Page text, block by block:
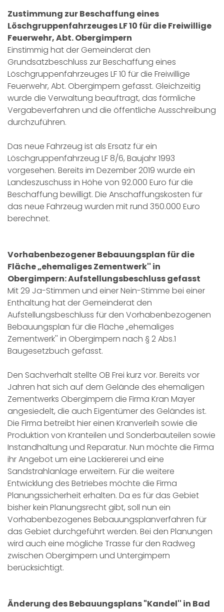
Zustimmung zur Beschaffung eines
Löschgruppenfahrzeuges LF 10 für die Freiwillige
Feuerwehr, Abt. Obergimpern
Einstimmig hat der Gemeinderat den
Grundsatzbeschluss zur Beschaffung eines
Löschgruppenfahrzeuges LF 10 für die Freiwillige
Feuerwehr, Abt. Obergimpern gefasst. Gleichzeitig
wurde die Verwaltung beauftragt, das förmliche
Vergabeverfahren und die öffentliche Ausschreibung
durchzuführen.
Das neue Fahrzeug ist als Ersatz für ein
Löschgruppenfahrzeug LF 8/6, Baujahr 1993
vorgesehen. Bereits im Dezember 2019 wurde ein
Landeszuschuss in Höhe von 92.000 Euro für die
Beschaffung bewilligt. Die Anschaffungskosten für
das neue Fahrzeug wurden mit rund 350.000 Euro
berechnet.
Vorhabenbezogener Bebauungsplan für die
Fläche „ehemaliges Zementwerk'' in
Obergimpern: Aufstellungsbeschluss gefasst
Mit 29 Ja-Stimmen und einer Nein-Stimme bei einer
Enthaltung hat der Gemeinderat den
Aufstellungsbeschluss für den Vorhabenbezogenen
Bebauungsplan für die Fläche „ehemaliges
Zementwerk'' in Obergimpern nach § 2 Abs.1
Baugesetzbuch gefasst.
Den Sachverhalt stellte OB Frei kurz vor. Bereits vor
Jahren hat sich auf dem Gelände des ehemaligen
Zementwerks Obergimpern die Firma Kran Mayer
angesiedelt, die auch Eigentümer des Geländes ist.
Die Firma betreibt hier einen Kranverleih sowie die
Produktion von Kranteilen und Sonderbauteilen sowie
Instandhaltung und Reparatur. Nun möchte die Firma
ihr Angebot um eine Lackiererei und eine
Sandstrahlanlage erweitern. Für die weitere
Entwicklung des Betriebes möchte die Firma
Planungssicherheit erhalten. Da es für das Gebiet
bisher kein Planungsrecht gibt, soll nun ein
Vorhabenbezogenes Bebauungsplanverfahren für
das Gebiet durchgeführt werden. Bei den Planungen
wird auch eine mögliche Trasse für den Radweg
zwischen Obergimpern und Untergimpern
berücksichtigt.
Änderung des Bebauungsplans "Kandel'' in Bad